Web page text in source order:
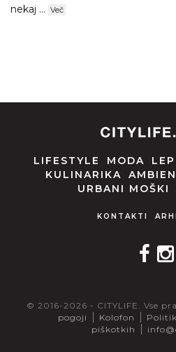
nekaj ... Več
LIFESTYLE MODA
KULINARIKA
URBANI MOŠKI
KONTAKTI
© 2016-2026 - CITYLIFE. Vse
pogoji
Kolofon
piškotkih